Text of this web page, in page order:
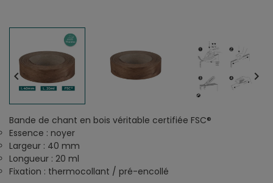
 
Bande de chant en bois véritable certifiée FSC®
Essence : noyer
Largeur : 40 mm
Longueur : 20 ml
Fixation : thermocollant / pré-encollé